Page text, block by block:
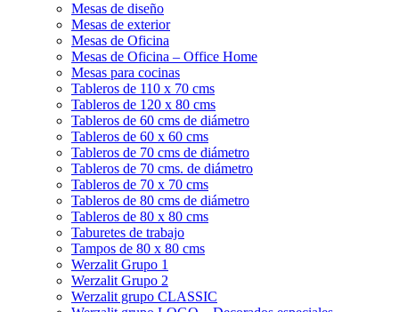
Mesas de diseño
Mesas de exterior
Mesas de Oficina
Mesas de Oficina – Office Home
Mesas para cocinas
Tableros de 110 x 70 cms
Tableros de 120 x 80 cms
Tableros de 60 cms de diámetro
Tableros de 60 x 60 cms
Tableros de 70 cms de diámetro
Tableros de 70 cms. de diámetro
Tableros de 70 x 70 cms
Tableros de 80 cms de diámetro
Tableros de 80 x 80 cms
Taburetes de trabajo
Tampos de 80 x 80 cms
Werzalit Grupo 1
Werzalit Grupo 2
Werzalit grupo CLASSIC